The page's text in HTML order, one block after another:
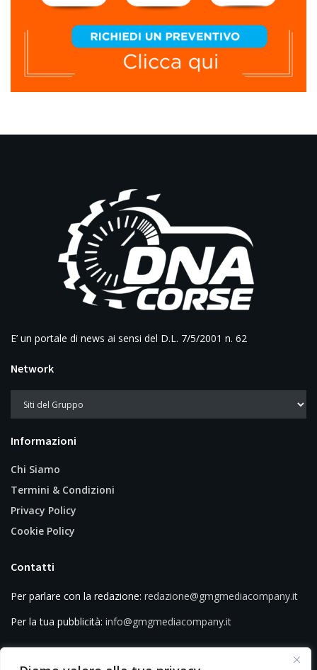
E’ un portale di news ai sensi del D.L. 7/5/2001 n. 62
Network
Informazioni
Chi Siamo
Termini & Condizioni
Privacy Policy
Cookie Policy
Contatti
Per parlare con la redazione: redazione@gmgmediacompany.it
Per la tua pubblicità: info@gmgmediacompany.it